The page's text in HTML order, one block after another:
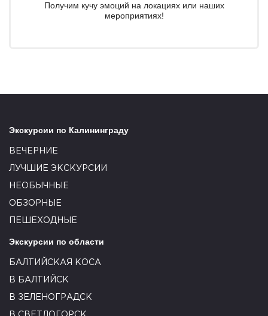
Получим кучу эмоций на локациях или наших
мероприятиях!
Экскурсии по Калининграду
ВЕЧЕРНИЕ
ЛУЧШИЕ ЭКСКУРСИИ
НЕОБЫЧНЫЕ
ОБЗОРНЫЕ
ПЕШЕХОДНЫЕ
Экскурсии по области
БАЛТИЙСКАЯ КОСА
В БАЛТИЙСК
В ЗЕЛЕНОГРАДСК